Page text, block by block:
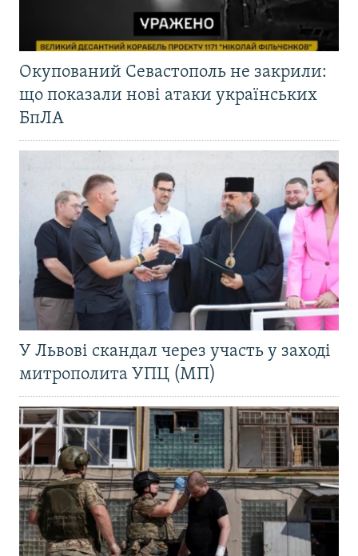
Окупований Севастополь не закрили:
що показали нові атаки українських
БпЛА
У Львові скандал через участь у заході
митрополита УПЦ (МП)